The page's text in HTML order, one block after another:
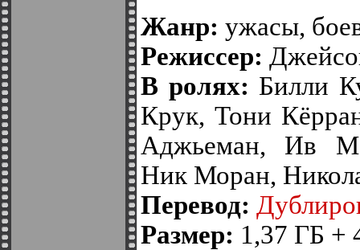
Жанр: ужасы,
Режиссер:
В ролях: Билли
Крук, Тони
Аджьеман, Ив
Ник Моран,
Перевод:
Размер: 1,37 ГБ +